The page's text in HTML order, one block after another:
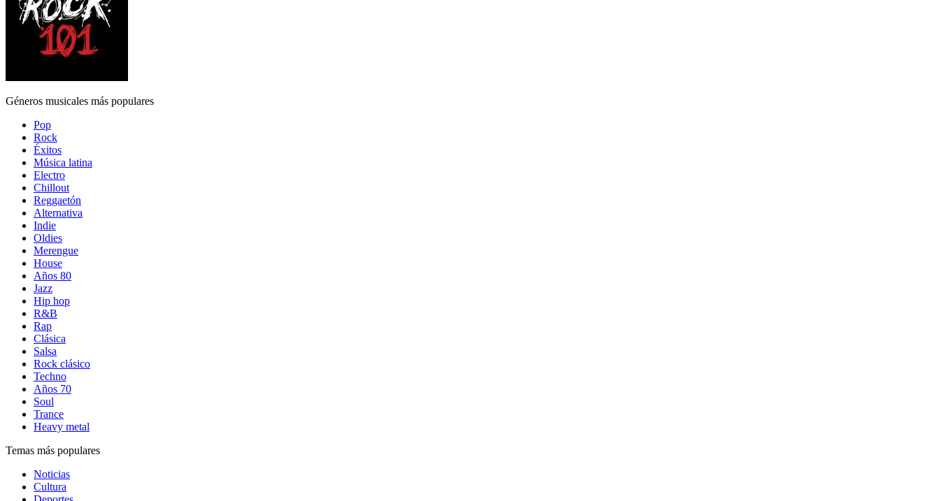
Géneros musicales más populares
Pop
Rock
Éxitos
Música latina
Electro
Chillout
Reggaetón
Alternativa
Indie
Oldies
Merengue
House
Años 80
Jazz
Hip hop
R&B
Rap
Clásica
Salsa
Rock clásico
Techno
Años 70
Soul
Trance
Heavy metal
Temas más populares
Noticias
Cultura